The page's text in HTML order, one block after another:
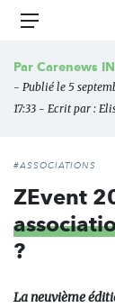
Aller
principal
Menu
Par Carenews
- Publié le 5
17:33 - Ecrit par :
#ASSOCIATIONS
ZEvent
?
La neuvième